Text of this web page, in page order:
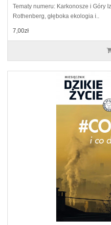
Tematy numeru: Karkonosze i Góry
Rothenberg, głęboka ekologia i..
7,00zł